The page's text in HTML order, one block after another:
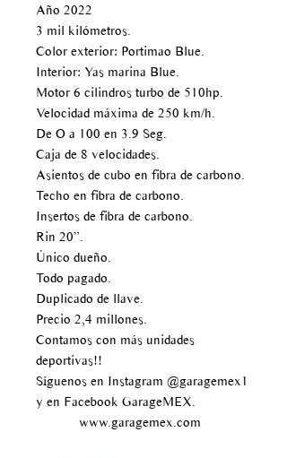
Año 2022
3 mil kilómetros.
Color exterior: Portimao Blue.
Interior: Yas marina Blue.
Motor 6 cilindros turbo de 510hp.
Velocidad máxima de 250 km/h.
De O a 100 en 3.9 Seg.
Caja de 8 velocidades.
Asientos de cubo en fibra de carbono.
Techo en fibra de carbono.
Insertos de fibra de carbono.
Rin 20”.
Único dueño.
Todo pagado.
Duplicado de llave.
Precio 2,4 millones.
Contamos con más unidades
deportivas!!
Síguenos en Instagram @garagemex1
y en Facebook GarageMEX.
www.garagemex.com